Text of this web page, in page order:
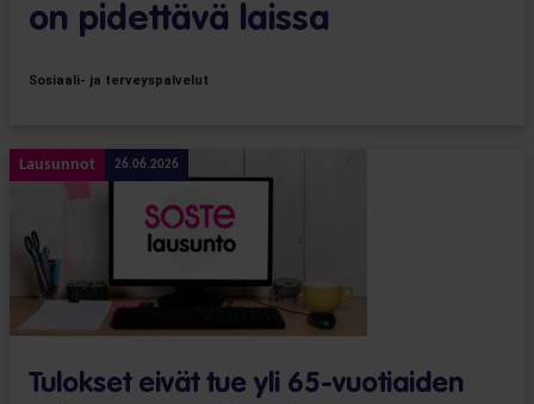
on pidettävä laissa
Sosiaali- ja terveyspalvelut
Lausunnot 26.06.2026
Tulokset eivät tue yli 65-vuotiaiden